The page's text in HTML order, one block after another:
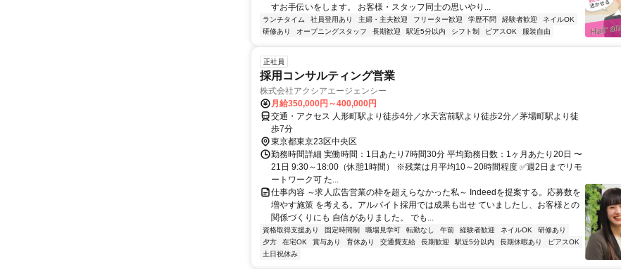
すお手伝いをします。 お客様・スタッフ同士の思いやり...
ランチタイム 社員登用あり 主婦・主夫歓迎 フリーター歓迎 学歴不問 経験者歓迎
ネイルOK
研修あり
オープニングスタッフ 長期歓迎 駅近5分以内 シフト制 ピアスOK 服装自由
正社員
採用コンサルティング営業
株式会社アクシアエージェンシー
月給350,000円～400,000円
交通・アクセス 人形町駅より徒歩4分／水天宮前駅より徒歩2分／茅場町駅より徒
歩7分
東京都東京23区中央区
勤務時間詳細 実働時間：1日あたり7時間30分 平均勤務日数：1ヶ月あたり20日 〜
21日 9:30～18:00（休憩1時間） ※残業は月平均10～20時間程度 ✅週2日までリモ
ートワーク可 た...
仕事内容 ～求人広告営業の枠を超えらなかった私～ Indeedを提案する。応募数を
増やす施策 を考える。アルバイト採用では成果も出せ ていましたし、お客様との
関係づくりにも 自信がありました。 でも...
資格取得支援あり 固定時間制 職場見学可 転勤なし 午前 経験者歓迎 ネイルOK
研修あり
夕方
在宅OK 賞与あり 育休あり 交通費支給 長期歓迎 駅近5分以内 長期休暇あり
ピアスOK
土日祝休み